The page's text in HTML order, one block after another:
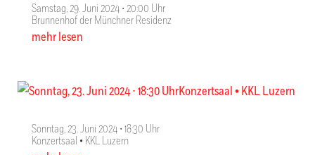
Samstag, 29. Juni 2024 ∙ 20:00 Uhr
Brunnenhof der Münchner Residenz
mehr lesen
Sonntag, 23. Juni 2024 ∙ 18:30 Uhr
Konzertsaal • KKL Luzern